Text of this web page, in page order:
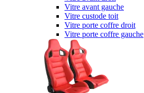
Vitre avant gauche
Vitre custode toit
Vitre porte coffre droit
Vitre porte coffre gauche